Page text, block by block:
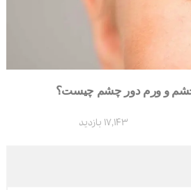
و ورم دور چشم چیست؟
17,143 بازدید